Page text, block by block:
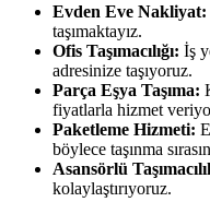
Evden Eve Nakliyat:
taşımaktayız.
Ofis Taşımacılığı: İş
adresinize taşıyoruz.
Parça Eşya Taşıma:
fiyatlarla hizmet
Paketleme Hizmeti:
böylece taşınma
Asansörlü
kolaylaştırıyoruz.